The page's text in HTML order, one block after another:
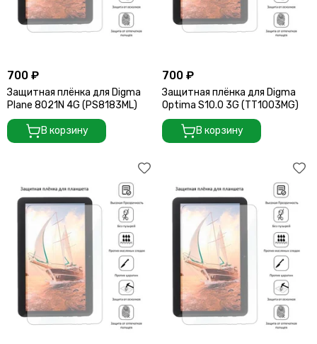
700 ₽
Защитная плёнка для Digma
Plane 8021N 4G (PS8183ML)
В корзину
700 ₽
Защитная плёнка для Digma
Optima S10.0 3G (TT1003MG)
В корзину